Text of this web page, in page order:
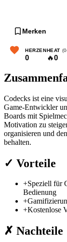
Merken
HERZEN
0
HEAT
🔥0
Codecks ist eine
Game-Entwickler
Boards mit
Motivation zu
organisieren und
behalten.
✓ Vorteile
+Speziell für
Bedienung
+
+Kostenlose
✗ Nachteile